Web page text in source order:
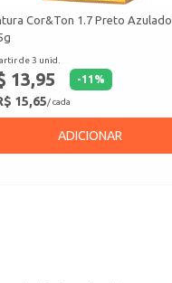
Cor&Ton 1.7 Preto Azulado
de 3 unid.
13,95 -11 %
15,65/ cada
ADICIONAR